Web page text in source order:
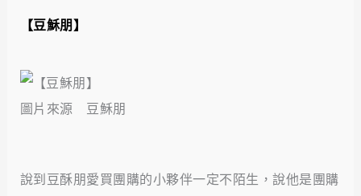
【豆穌朋 】
圖片來源 豆穌朋
說到豆酥朋愛買團購的小夥伴一定不陌生，說他是團購